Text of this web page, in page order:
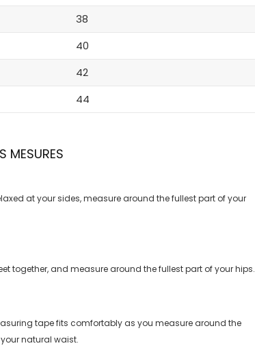
38
40
42
44
MESURES
at your sides, measure around the fullest part of your
together, and measure around the fullest part of your hips.
tape fits comfortably as you measure around the
natural waist.